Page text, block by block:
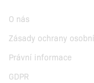
O nás
Zásady ochrany
Právní informace
GDPR